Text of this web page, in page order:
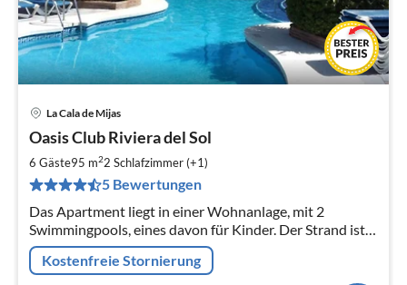
La Cala de Mijas
Oasis Club Riviera del Sol
6 Gäste95 m22 Schlafzimmer (+1)
5 Bewertungen
Das Apartment liegt in einer Wohnanlage, mit 2
Swimmingpools, eines davon für Kinder. Der Strand ist
nur 2 km enfernt und in unmittelbarer Nähe mehrere
Golfplätze.
Kostenfreie Stornierung